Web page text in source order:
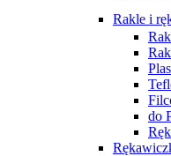
Rakle i
do